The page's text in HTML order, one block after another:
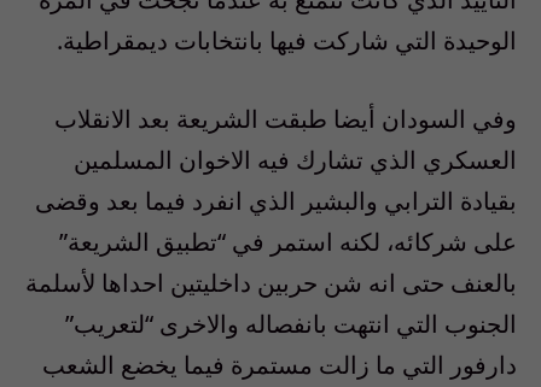
الوحيدة التي شاركت فيها بانتخابات ديمقراطية.
وفي السودان أيضا طبقت الشريعة بعد الانقلاب
العسكري الذي تشارك فيه الاخوان المسلمين
بقيادة الترابي والبشير الذي انفرد فيما بعد وقضى
على شركائه، لكنه استمر في “تطبيق الشريعة”
بالعنف حتى انه شن حربين داخليتين احداها لأسلمة
الجنوب التي انتهت بانفصاله والاخرى “لتعريب”
دارفور التي ما زالت مستمرة فيما يخضع الشعب